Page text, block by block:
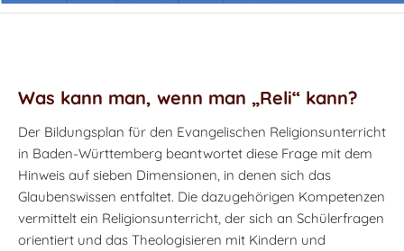
Was kann man, wenn man „Reli“ kann?
Der Bildungsplan für den Evangelischen Religionsunterricht
in Baden-Württemberg beantwortet diese Frage mit dem
Hinweis auf sieben Dimensionen, in denen sich das
Glaubenswissen entfaltet. Die dazugehörigen Kompetenzen
vermittelt ein Religionsunterricht, der sich an Schülerfragen
orientiert und das Theologisieren mit Kindern und